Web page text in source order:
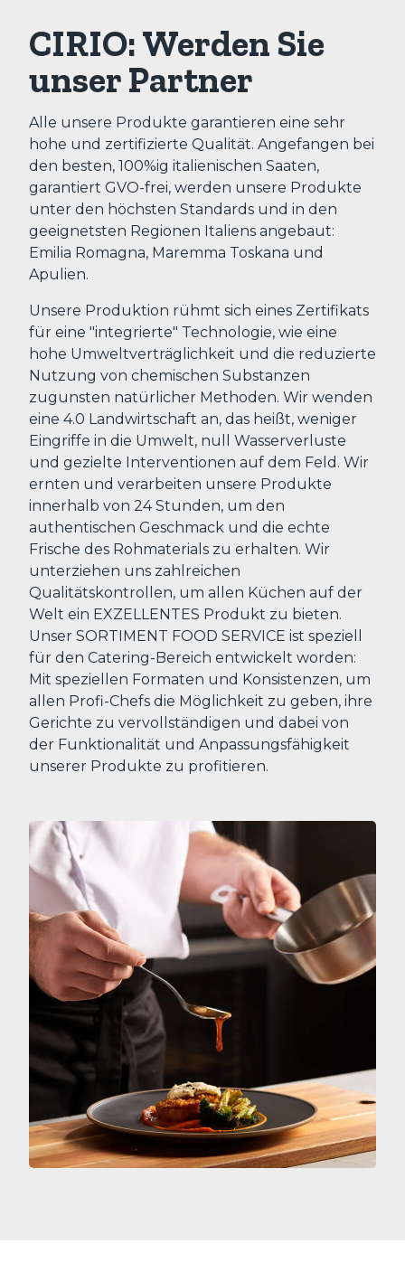
CIRIO: Werden Sie
unser Partner
Alle unsere Produkte garantieren eine sehr
hohe und zertifizierte Qualität. Angefangen bei
den besten, 100%ig italienischen Saaten,
garantiert GVO-frei, werden unsere Produkte
unter den höchsten Standards und in den
geeignetsten Regionen Italiens angebaut:
Emilia Romagna, Maremma Toskana und
Apulien.
Unsere Produktion rühmt sich eines Zertifikats
für eine "integrierte" Technologie, wie eine
hohe Umweltverträglichkeit und die reduzierte
Nutzung von chemischen Substanzen
zugunsten natürlicher Methoden. Wir wenden
eine 4.0 Landwirtschaft an, das heißt, weniger
Eingriffe in die Umwelt, null Wasserverluste
und gezielte Interventionen auf dem Feld. Wir
ernten und verarbeiten unsere Produkte
innerhalb von 24 Stunden, um den
authentischen Geschmack und die echte
Frische des Rohmaterials zu erhalten. Wir
unterziehen uns zahlreichen
Qualitätskontrollen, um allen Küchen auf der
Welt ein EXZELLENTES Produkt zu bieten.
Unser SORTIMENT FOOD SERVICE ist speziell
für den Catering-Bereich entwickelt worden:
Mit speziellen Formaten und Konsistenzen, um
allen Profi-Chefs die Möglichkeit zu geben, ihre
Gerichte zu vervollständigen und dabei von
der Funktionalität und Anpassungsfähigkeit
unserer Produkte zu profitieren.